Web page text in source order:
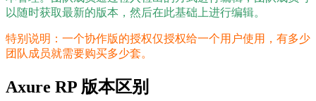
以随时获取最新的版本，然后在此基础上进行编辑。
特别说明：一个协作版的授权仅授权给一个用户使用，有多少
团队成员就需要购买多少套。
Axure RP 版本区别